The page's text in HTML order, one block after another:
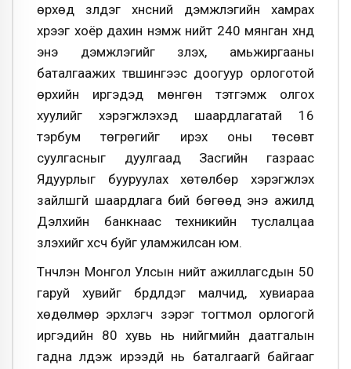
өрхөд үзүүлдэг хүнсний дэмжлэгийн хамрах
хүрээг хоёр дахин нэмж нийт 240 мянган хүнд
энэ дэмжлэгийг үзүүлэх, амьжиргааны
баталгаажих түвшингээс доогуур орлоготой
өрхийн иргэдэд мөнгөн тэтгэмж олгох
хуулийг хэрэгжүүлэхэд шаардлагатай 16
тэрбум төгрөгийг ирэх оны төсөвт
суулгасныг дуулгаад Засгийн газраас
Ядуурлыг бууруулах хөтөлбөр хэрэгжүүлэх
зайлшгүй шаардлага бий бөгөөд энэ ажилд
Дэлхийн банкнаас техникийн туслалцаа
үзүүлэхийг хүсч буйг уламжилсан юм.
Түүнчлэн Монгол Улсын нийт ажиллагсдын 50
гаруй хувийг бүрдүүлдэг малчид, хувиараа
хөдөлмөр эрхлэгч зэрэг тогтмол орлогогүй
иргэдийн 80 хувь нь нийгмийн даатгалын
гадна үлдэж ирээдүй нь баталгаагүй байгааг